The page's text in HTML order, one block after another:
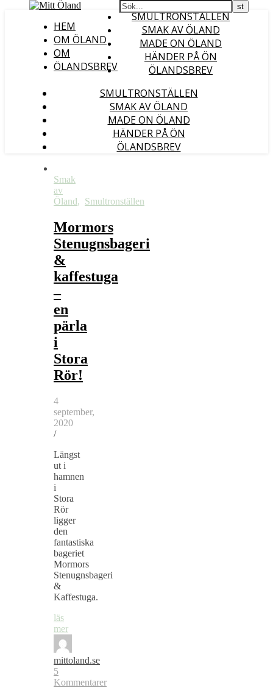
HEM
OM ÖLAND
OM
ÖLANDSBREV
SMULTRONSTÄLLEN
SMAK AV ÖLAND
MADE ON ÖLAND
HÄNDER PÅ ÖN
ÖLANDSBREV
SMULTRONSTÄLLEN
SMAK AV ÖLAND
MADE ON ÖLAND
HÄNDER PÅ ÖN
ÖLANDSBREV
Smak
av
Öland, Smultronställen
Mormors
Stenugnsbageri
&
kaffestuga
–
en
pärla
i
Stora
Rör!
4
september,
2020
/
Längst
ut i
hamnen
i
Stora
Rör
ligger
den
fantastiska
bageriet
Mormors
Stenugnsbageri
&
Kaffestuga.
läs
mer
mittoland.se
5
Kommentarer